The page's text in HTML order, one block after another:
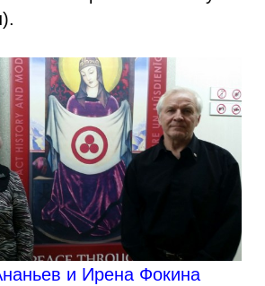
и Ирена Фокина